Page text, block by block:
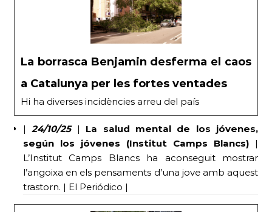
La borrasca Benjamin desferma el caos
a Catalunya per les fortes ventades
Hi ha diverses incidències arreu del país
|24/10/25| La salud mental de los jóvenes,
según los jóvenes (Institut Camps Blancs) |
L’Institut Camps Blancs ha aconseguit mostrar
l’angoixa en els pensaments d’una jove amb aquest
trastorn. | El Periódico |